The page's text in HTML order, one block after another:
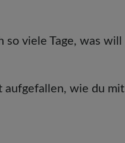
viele Tage, was will
aufgefallen, wie du mit